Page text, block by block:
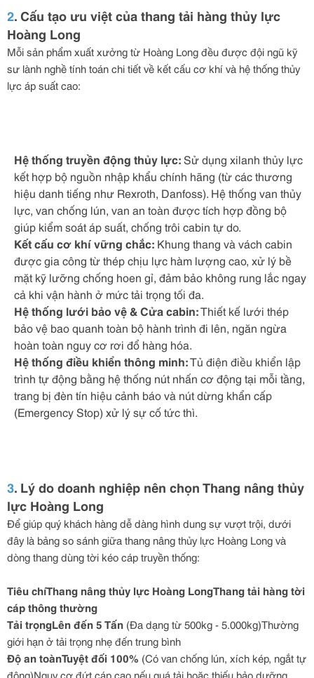
2. Cấu tạo ưu việt của thang tải hàng thủy lực
Hoàng Long
Mỗi sản phẩm xuất xưởng từ Hoàng Long đều được đội ngũ kỹ
sư lành nghề tính toán chi tiết về kết cấu cơ khí và hệ thống thủy
lực áp suất cao:
Hệ thống truyền động thủy lực:Sử dụng xilanh thủy lực
kết hợp bộ nguồn nhập khẩu chính hãng (từ các thương
hiệu danh tiếng như Rexroth, Danfoss). Hệ thống van thủy
lực, van chống lún, van an toàn được tích hợp đồng bộ
giúp kiểm soát áp suất, chống trôi cabin tự do.
Kết cấu cơ khí vững chắc: Khung thang và vách cabin
được gia công từ thép chịu lực hàm lượng cao, xử lý bề
mặt kỹ lưỡng chống hoen gỉ, đảm bảo không rung lắc ngay
cả khi vận hành ở mức tải trọng tối đa.
Hệ thống lưới bảo vệ & Cửa cabin:Thiết kế lưới thép
bảo vệ bao quanh toàn bộ hành trình đi lên, ngăn ngừa
hoàn toàn nguy cơ rơi đổ hàng hóa.
Hệ thống điều khiển thông minh:Tủ điện điều khiển lập
trình tự động bằng hệ thống nút nhấn cơ động tại mỗi tầng,
trang bị đèn tín hiệu cảnh báo và nút dừng khẩn cấp
(Emergency Stop) xử lý sự cố tức thì.
3. Lý do doanh nghiệp nên chọn Thang nâng thủy
lực Hoàng Long
Để giúp quý khách hàng dễ dàng hình dung sự vượt trội, dưới
đây là bảng so sánh giữa thang nâng thủy lực Hoàng Long và
dòng thang dùng tời kéo cáp truyền thống:
Tiêu chíThang nâng thủy lực Hoàng LongThang tải hàng tời
cáp thông thường
Tải trọngLên đến 5 Tấn (Đa dạng từ 500kg - 5.000kg)Thường
giới hạn ở tải trọng nhẹ đến trung bình
Độ an toànTuyệt đối 100% (Có van chống lún, xích kép, ngắt tự
động)Nguy cơ đứt cáp cao nếu quá tải hoặc thiếu bảo dưỡng